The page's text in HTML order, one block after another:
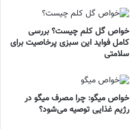
خواص گل کلم چیست؟ بررسی
کامل فواید این سبزی پرخاصیت برای
سلامتی
خواص میگو: چرا مصرف میگو در
رژیم غذایی توصیه می‌شود؟